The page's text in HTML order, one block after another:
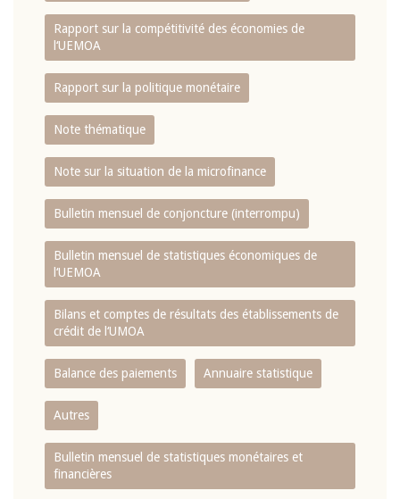
Rapport sur la compétitivité des économies de
l‘UEMOA
Rapport sur la politique monétaire
Note thématique
Note sur la situation de la microfinance
Bulletin mensuel de conjoncture (interrompu)
Bulletin mensuel de statistiques économiques de
l‘UEMOA
Bilans et comptes de résultats des établissements de
crédit de l‘UMOA
Balance des paiements Annuaire statistique
Autres
Bulletin mensuel de statistiques monétaires et
financières